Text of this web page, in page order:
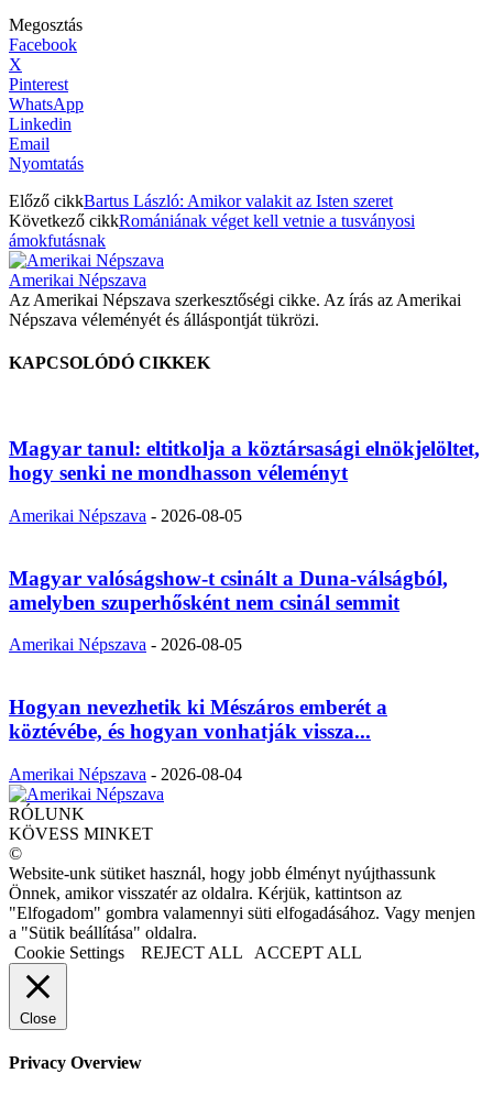
Megosztás
Facebook
X
Pinterest
WhatsApp
Linkedin
Email
Nyomtatás
Előző cikkBartus László: Amikor valakit az Isten szeret
Következő cikkRomániának véget kell vetnie a tusványosi
ámokfutásnak
Amerikai Népszava
Az Amerikai Népszava szerkesztőségi cikke. Az írás az Amerikai
Népszava véleményét és álláspontját tükrözi.
KAPCSOLÓDÓ CIKKEK
Magyar tanul: eltitkolja a köztársasági elnökjelöltet,
hogy senki ne mondhasson véleményt
Amerikai Népszava - 2026-08-05
Magyar valóságshow-t csinált a Duna-válságból,
amelyben szuperhősként nem csinál semmit
Amerikai Népszava - 2026-08-05
Hogyan nevezhetik ki Mészáros emberét a
köztévébe, és hogyan vonhatják vissza...
Amerikai Népszava - 2026-08-04
RÓLUNK
KÖVESS MINKET
©
Website-unk sütiket használ, hogy jobb élményt nyújthassunk
Önnek, amikor visszatér az oldalra. Kérjük, kattintson az
"Elfogadom" gombra valamennyi süti elfogadásához. Vagy menjen
a "Sütik beállítása" oldalra.
Cookie Settings
REJECT ALL ACCEPT ALL
Close
Privacy Overview